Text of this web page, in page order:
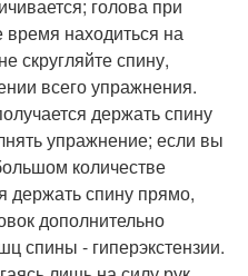
голова при
находиться на
скругляйте спину,
всего упражнения.
держать спину
упражнение; если вы
количестве
держать спину прямо,
дополнительно
спины - гиперэкстензии.